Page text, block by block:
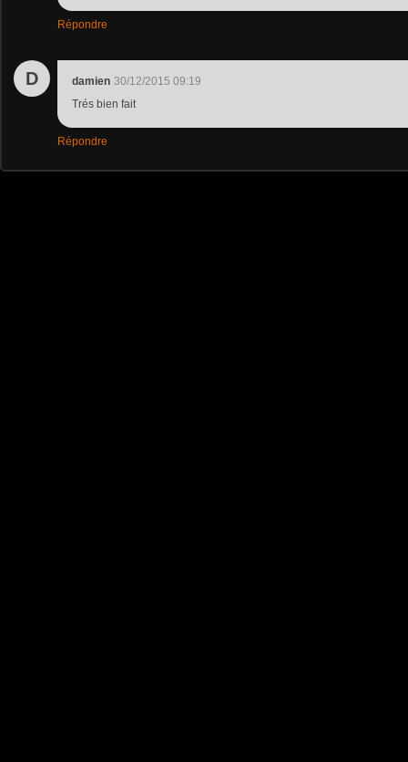
Répondre
D damien 30/12/2015 09:19
Trés bien fait
Répondre